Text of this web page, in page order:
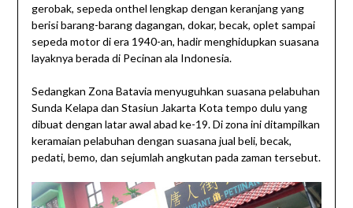
gerobak, sepeda onthel lengkap dengan keranjang yang
berisi barang-barang dagangan, dokar, becak, oplet sampai
sepeda motor di era 1940-an, hadir menghidupkan suasana
layaknya berada di Pecinan ala Indonesia.
Sedangkan Zona Batavia menyuguhkan suasana pelabuhan
Sunda Kelapa dan Stasiun Jakarta Kota tempo dulu yang
dibuat dengan latar awal abad ke-19. Di zona ini ditampilkan
keramaian pelabuhan dengan suasana jual beli, becak,
pedati, bemo, dan sejumlah angkutan pada zaman tersebut.